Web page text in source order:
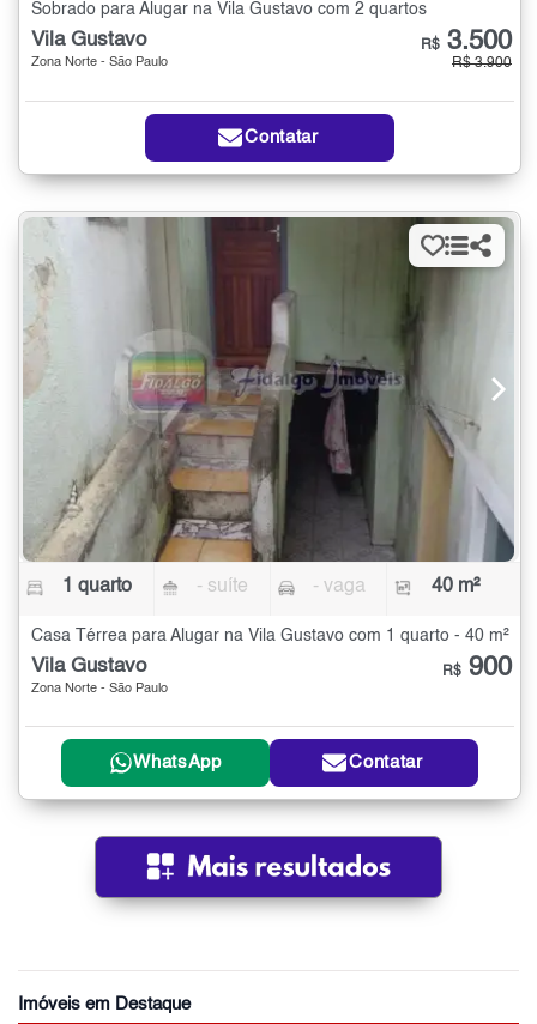
Sobrado para Alugar na Vila Gustavo com 2 quartos
Vila Gustavo
Zona Norte - São Paulo
R$ 3.500
R$ 3.900
Contatar
1 quarto - suíte - vaga 40 m²
Casa Térrea para Alugar na Vila Gustavo com 1 quarto - 40 m²
Vila Gustavo
Zona Norte - São Paulo
R$ 900
WhatsApp Contatar
Imóveis em Destaque